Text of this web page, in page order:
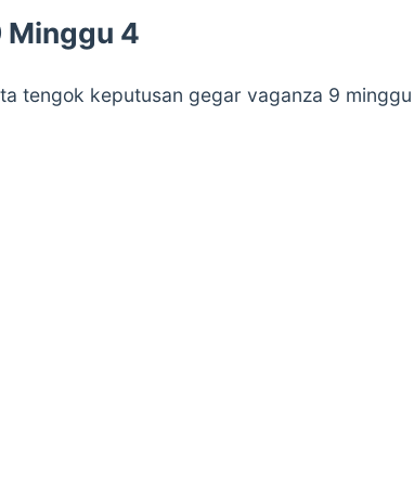
Minggu 4
tengok keputusan gegar vaganza 9